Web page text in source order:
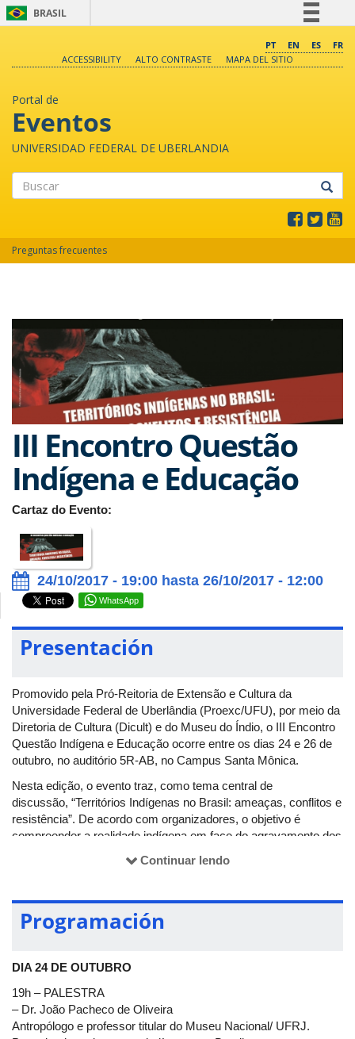
BRASIL
Comunica BR
PT EN ES
FR
ACCESSIBILITY
ALTO CONTRASTE MAPA DEL SITIO
Portal de
Eventos
UNIVERSIDAD FEDERAL DE UBERLANDIA
Preguntas frecuentes
III Encontro Questão
Indígena e Educação
Cartaz do Evento:
24/10/2017 - 19:00 hasta 26/10/2017 - 12:00
WhatsApp
Presentación
Promovido pela Pró-Reitoria de Extensão e Cultura da
Universidade Federal de Uberlândia (Proexc/UFU), por meio da
Diretoria de Cultura (Dicult) e do Museu do Índio, o III Encontro
Questão Indígena e Educação ocorre entre os dias 24 e 26 de
outubro, no auditório 5R-AB, no Campus Santa Mônica.
Nesta edição, o evento traz, como tema central de
discussão, “Territórios Indígenas no Brasil: ameaças, conflitos e
resistência”. De acordo com organizadores, o objetivo é
compreender a realidade indígena em face do agravamento dos
agronegócio sobre estes mesmos territórios.
consequências nefastas para estes povos, acarretando sua
desintegração e toda sorte de atrocidades", opina a atual
Mais informações napágina do evento no Facebook
Realização
: Museu do Índio
Continuar lendo
Programación
DIA 24 DE OUTUBRO
19h – PALESTRA
– Dr. João Pacheco de Oliveira
Antropólogo e professor titular do Museu Nacional/ UFRJ.